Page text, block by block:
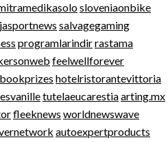
sloveniaonbike
salvagegaming
programlarindirrastama
feelwellforever
hotelristorantevittoria
tutelaeucarestiaarting.mx
fleeknews worldnewswave
autoexpertproducts